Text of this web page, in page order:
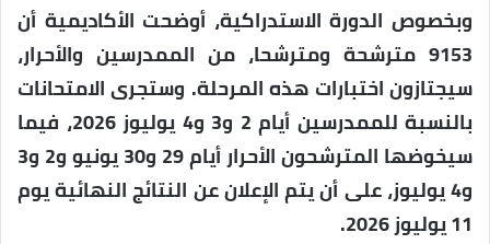
وبخصوص الدورة الاستدراكية، أوضحت الأكاديمية أن
9153 مترشحة ومترشحا، من الممدرسين والأحرار،
سيجتازون اختبارات هذه المرحلة. وستجرى الامتحانات
بالنسبة للممدرسين أيام 2 و3 و4 يوليوز 2026، فيما
سيخوضها المترشحون الأحرار أيام 29 و30 يونيو و2 و3
و4 يوليوز، على أن يتم الإعلان عن النتائج النهائية يوم
11 يوليوز 2026.